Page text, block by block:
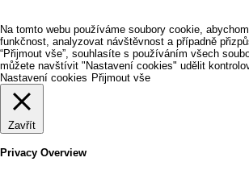
Na tomto webu používáme soubory cookie,
funkčnost, analyzovat návštěvnost a případně
“Přijmout vše”, souhlasíte s používáním všech
můžete navštívit "Nastavení cookies" udělit
Nastavení cookies Přijmout vše
Zavřít
Privacy Overview